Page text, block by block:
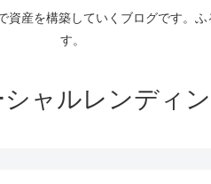
産を構築していくブログです。
す。
ャルレンディ